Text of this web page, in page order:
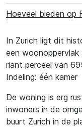
Hoeveel bieden op
In Zurich ligt dit
een
riant perceel van
Indeling: één kamer
De woning is erg
inwoners in de
buurt Zurich in de